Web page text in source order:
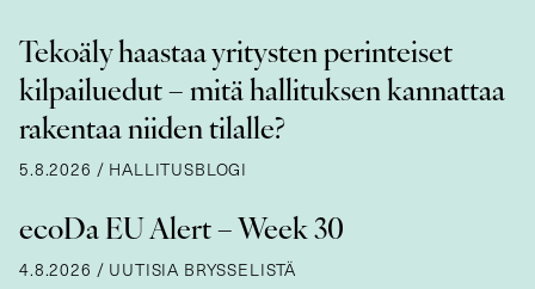
Tekoäly haastaa yritysten perinteiset
kilpailuedut – mitä hallituksen kannattaa
rakentaa niiden tilalle?
5.8.2026 / HALLITUSBLOGI
ecoDa EU Alert – Week 30
4.8.2026 / UUTISIA BRYSSELISTÄ